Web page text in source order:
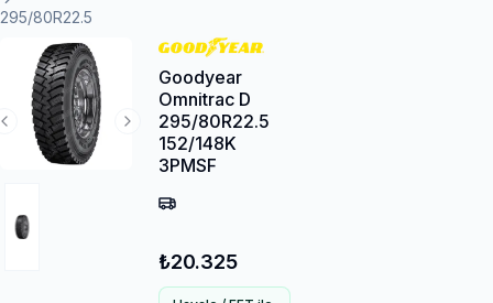
295/80R22.5
Next Slide
Previous Slide
Goodyear
Omnitrac D
295/80R22.5
152/148K
3PMSF
₺20.325